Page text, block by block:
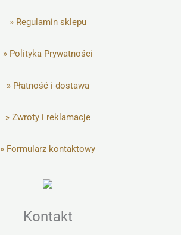
» Regulamin sklepu
» Polityka Prywatności
» Płatność i dostawa
» Zwroty i reklamacje
» Formularz kontaktowy
Kontakt